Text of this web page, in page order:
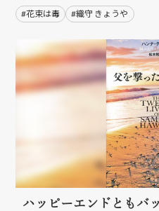
#花束は毒 #織守 きょうや
ハッピーエンドともバ